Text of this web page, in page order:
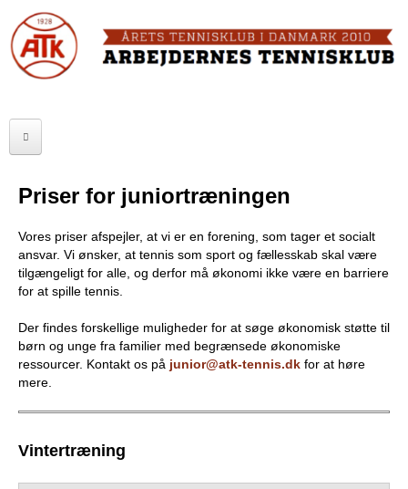
to
main
b
d
e
FORSIDE
SENIOR
JUNIOR
MOTIONISTER
TURNERINGER
RANGLISTER
Priser for juniortræningen
Vores priser afspejler, at vi er en forening, som tager et socialt
ansvar. Vi ønsker, at tennis som sport og fællesskab skal være
tilgængeligt for alle, og derfor må økonomi ikke være en barriere
for at spille tennis.
Der findes forskellige muligheder for at søge økonomisk støtte til
børn og unge fra familier med begrænsede økonomiske
ressourcer. Kontakt os på junior@atk-tennis.dk for at høre
mere.
Vintertræning